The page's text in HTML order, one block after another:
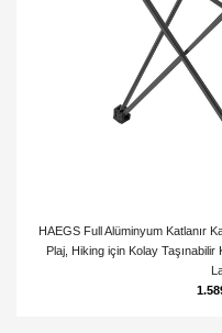
HAEGS Full Alüminyum Katlanır
Plaj, Hiking için Kolay